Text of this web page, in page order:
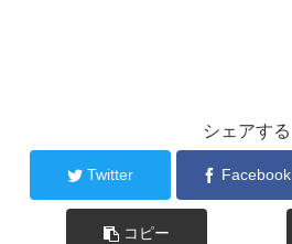
シェアする
Twitter Facebook
コピー